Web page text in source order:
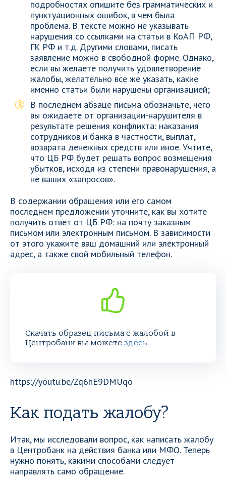
подробностях опишите без грамматических и
пунктуационных ошибок, в чем была
проблема. В тексте можно не указывать
нарушения со ссылками на статьи в КоАП РФ,
ГК РФ и т.д. Другими словами, писать
заявление можно в свободной форме. Однако,
если вы желаете получить удовлетворение
жалобы, желательно все же указать, какие
именно статьи были нарушены организацией;
В последнем абзаце письма обозначьте, чего
вы ожидаете от организации-нарушителя в
результате решения конфликта: наказания
сотрудников и банка в частности, выплат,
возврата денежных средств или иное. Учтите,
что ЦБ РФ будет решать вопрос возмещения
убытков, исходя из степени правонарушения, а
не ваших «запросов».
В содержании обращения или его самом
последнем предложении уточните, как вы хотите
получить ответ от ЦБ РФ: на почту заказным
письмом или электронным письмом. В зависимости
от этого укажите ваш домашний или электронный
адрес, а также свой мобильный телефон.
Скачать образец письма с жалобой в
Центробанк вы можете здесь.
https://youtu.be/Zq6hE9DMUqo
Как подать жалобу?
Итак, мы исследовали вопрос, как написать жалобу
в Центробанк на действия банка или МФО. Теперь
нужно понять, какими способами следует
направлять само обращение.